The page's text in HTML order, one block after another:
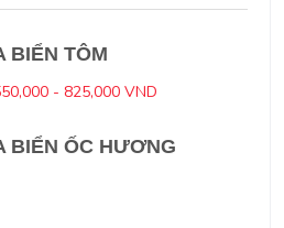
BIỂN TÔM
- 825,000 VND
BIỂN ỐC HƯƠNG